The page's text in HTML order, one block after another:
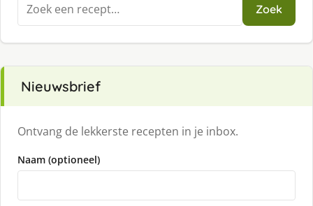
naar:
Zoek
Nieuwsbrief
Ontvang de lekkerste recepten in je inbox.
Naam (optioneel)